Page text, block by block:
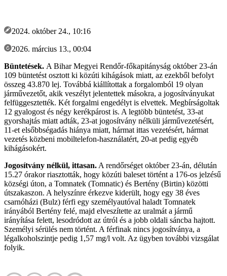
2024. október 24., 10:16
2026. március 13., 00:04
Büntetések. A Bihar Megyei Rendőr-főkapitányság október 23-án
109 büntetést osztott ki közúti kihágások miatt, az ezekből befolyt
összeg 43.870 lej. Továbbá kiállítottak a forgalomból 19 olyan
járművezetőt, akik veszélyt jelentettek másokra, a jogosítványukat
felfüggesztették. Két forgalmi engedélyt is elvettek. Megbírságoltak
12 gyalogost és négy kerékpárost is. A legtöbb büntetést, 33-at
gyorshajtás miatt adták, 23-at jogosítvány nélküli járművezetésért,
11-et elsőbbségadás hiánya miatt, hármat ittas vezetésért, hármat
vezetés közbeni mobiltelefon-használatért, 20-at pedig egyéb
kihágásokért.
Jogosítvány nélkül, ittasan. A rendőrséget október 23-án, délután
15.27 órakor riasztották, hogy közúti baleset történt a 176-os jelzésű
községi úton, a Tomnatek (Tomnatic) és Bertény (Birtin) közötti
útszakaszon. A helyszínre érkezve kiderült, hogy egy 38 éves
csarnóházi (Bulz) férfi egy személyautóval haladt Tomnatek
irányából Bertény felé, majd elveszítette az uralmát a jármű
irányítása felett, lesodródott az útról és a jobb oldali sáncba hajtott.
Személyi sérülés nem történt. A férfinak nincs jogosítványa, a
légalkoholszintje pedig 1,57 mg/l volt. Az ügyben további vizsgálat
folyik.